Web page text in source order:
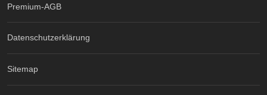
Premium-AGB
Datenschutzerklärung
Sitemap